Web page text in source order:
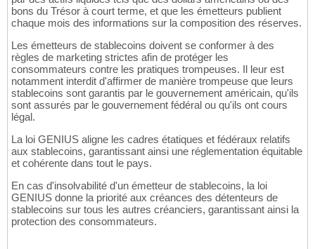
bons du Trésor à court terme, et que les émetteurs publient
chaque mois des informations sur la composition des réserves.
Les émetteurs de stablecoins doivent se conformer à des
règles de marketing strictes afin de protéger les
consommateurs contre les pratiques trompeuses. Il leur est
notamment interdit d'affirmer de manière trompeuse que leurs
stablecoins sont garantis par le gouvernement américain, qu'ils
sont assurés par le gouvernement fédéral ou qu'ils ont cours
légal.
La loi GENIUS aligne les cadres étatiques et fédéraux relatifs
aux stablecoins, garantissant ainsi une réglementation équitable
et cohérente dans tout le pays.
En cas d'insolvabilité d'un émetteur de stablecoins, la loi
GENIUS donne la priorité aux créances des détenteurs de
stablecoins sur tous les autres créanciers, garantissant ainsi la
protection des consommateurs.